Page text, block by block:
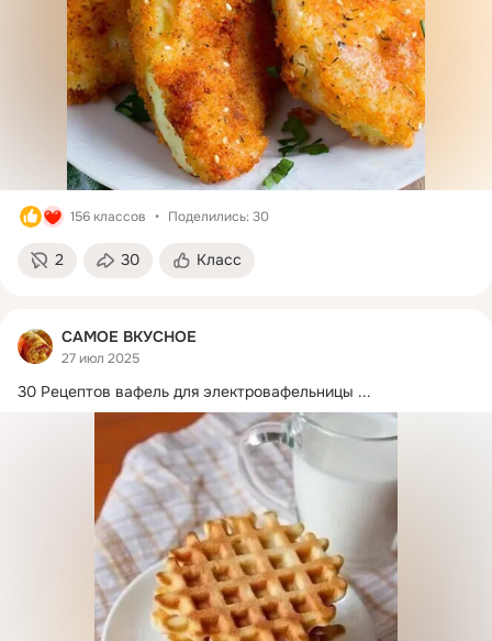
156 классов Поделились: 30
2 30 Класс
САМОЕ ВКУСНОЕ
27 июл 2025
30 Рецептов вафель для электровафельницы ...